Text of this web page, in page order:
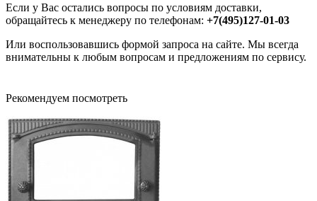
Если у Вас остались вопросы по условиям доставки,
обращайтесь к менеджеру по телефонам: +7(495)127-01-03
Или воспользовавшись формой запроса на сайте. Мы всегда
внимательны к любым вопросам и предложениям по сервису.
Рекомендуем посмотреть